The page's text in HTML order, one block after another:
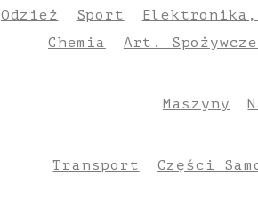
Odzież
Sport Elektronika,
Chemia
Art. Spożywcze
Maszyny
Transport
Części